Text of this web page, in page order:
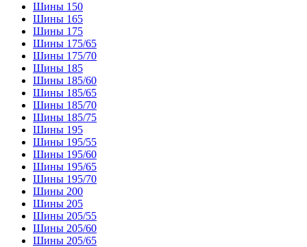
Шины 150
Шины 165
Шины 175
Шины 175/65
Шины 175/70
Шины 185
Шины 185/60
Шины 185/65
Шины 185/70
Шины 185/75
Шины 195
Шины 195/55
Шины 195/60
Шины 195/65
Шины 195/70
Шины 200
Шины 205
Шины 205/55
Шины 205/60
Шины 205/65